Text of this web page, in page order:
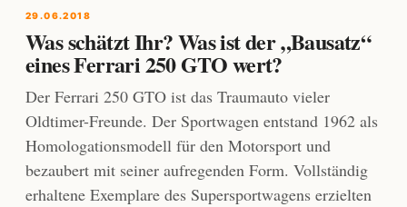
29.06.2018
Was schätzt Ihr? Was ist der „Bausatz“
eines Ferrari 250 GTO wert?
Der Ferrari 250 GTO ist das Traumauto vieler
Oldtimer-Freunde. Der Sportwagen entstand 1962 als
Homologationsmodell für den Motorsport und
bezaubert mit seiner aufregenden Form. Vollständig
erhaltene Exemplare des Supersportwagens erzielten